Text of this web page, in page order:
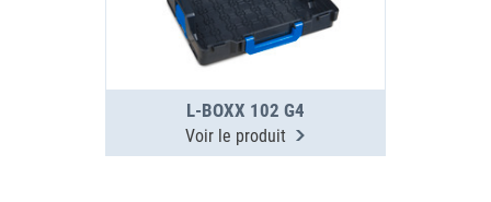
L-BOXX 102 G4
Voir le produit